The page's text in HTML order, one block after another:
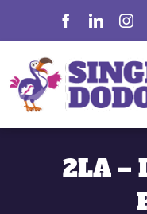
contenu
2LA –